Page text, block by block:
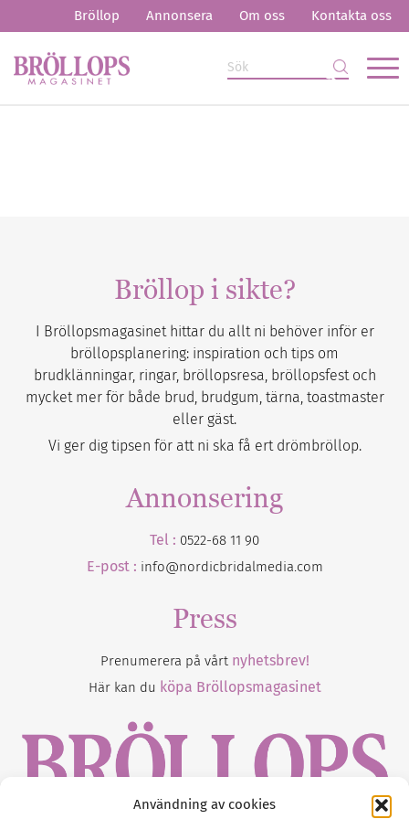
Användning av cookies
Bröllop Annonsera Om oss Kontakta oss
Bröllop i sikte?
I Bröllopsmagasinet hittar du allt ni behöver inför er
bröllopsplanering: inspiration och tips om
brudklänningar, ringar, bröllopsresa, bröllopsfest och
mycket mer för både brud, brudgum, tärna, toastmaster
eller gäst.
Vi ger dig tipsen för att ni ska få ert drömbröllop.
Annonsering
Tel : 0522-68 11 90
E-post : info@nordicbridalmedia.com
Press
Prenumerera på vårt nyhetsbrev!
Här kan du köpa Bröllopsmagasinet